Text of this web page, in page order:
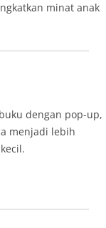
minat anak
dengan pop-up,
menjadi lebih